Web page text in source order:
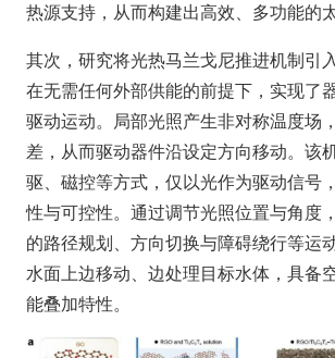
热源支持，从而构建出高效、多功能的
其次，研究将光热马兰戈尼推进机制引
在无需任何外部供能的前提下，实现了
驱动运动。局部光照产生非对称温度场
差，从而驱动器件沿设定方向移动。该
驱、磁控等方式，仅以光作为驱动信号
性与可控性。通过调节光照位置与角度
的路径规划、方向切换与障碍绕行等运
水面上边移动、边处理目标水体，具备
能叠加特性。